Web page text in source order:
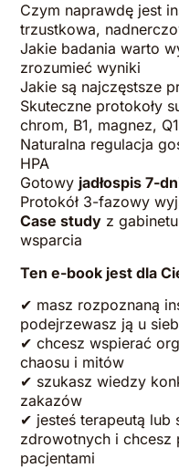
Czym naprawdę jest
trzustkowa,
Jakie badania warto
zrozumieć wyniki
Jakie są najczęstsze
Skuteczne protokoły
chrom, B1, magnez,
Naturalna regulacja
HPA
Gotowy jadłospis 7-
Protokół 3-fazowy
Case study z
wsparcia
Ten e-book jest dla
✔ masz rozpoznaną
podejrzewasz ją u
✔ chcesz wspierać
chaosu i mitów
✔ szukasz wiedzy
zakazów
✔ jesteś terapeutą lub
zdrowotnych i chcesz
pacjentami